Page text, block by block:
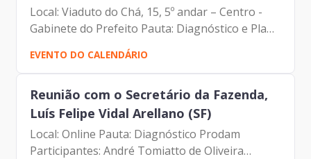
Local: Viaduto do Chá, 15, 5º andar – Centro -
Gabinete do Prefeito Pauta: Diagnóstico e Plano
de Oliveira (Assessor da Presidência da
Prodam)...
EVENTO DO CALENDÁRIO
Reunião com o Secretário da Fazenda,
Luís Felipe Vidal Arellano (SF)
Local: Online Pauta: Diagnóstico Prodam
Participantes: André Tomiatto de Oliveira